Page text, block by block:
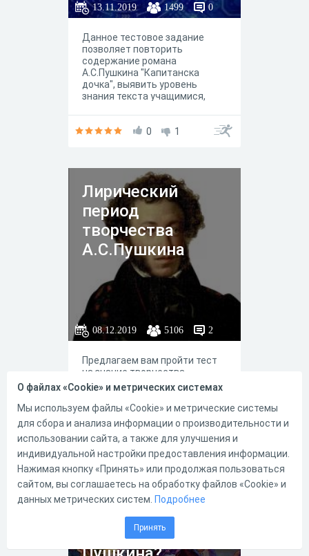
13.11.2019 1499 0
Данное тестовое задание
позволяет повторить
содержание романа
А.С.Пушкина "Капитанска
дочка", выявить уровень
знания текста учащимися,
0
1
Лирический
период
творчества
А.С.Пушкина
08.12.2019 5106 2
Предлагаем вам пройти тест
на знание творчества
великого поэта А.С.Пушкина во
время его лирического
периода.
4 5
Знаете ли вы
сказки А.С.
О файлах «Cookie» и метрических системах
Мы используем файлы «Cookie» и метрические системы
для сбора и анализа информации о производительности и
использовании сайта, а также для улучшения и
индивидуальной настройки предоставления информации.
Нажимая кнопку «Принять» или продолжая пользоваться
сайтом, вы соглашаетесь на обработку файлов «Cookie» и
данных метрических систем. Подробнее
Принять